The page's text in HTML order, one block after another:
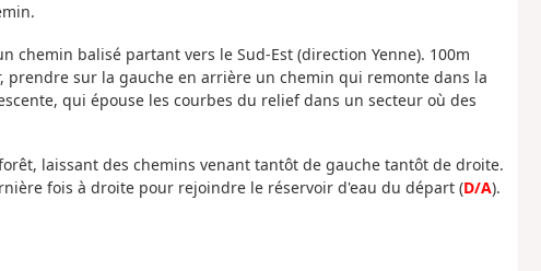
chemin balisé partant vers le Sud-Est (direction Yenne). 100m
sur la gauche en arrière un chemin qui remonte dans la
qui épouse les courbes du relief dans un secteur où des
laissant des chemins venant tantôt de gauche tantôt de droite.
fois à droite pour rejoindre le réservoir d'eau du départ (D/A).